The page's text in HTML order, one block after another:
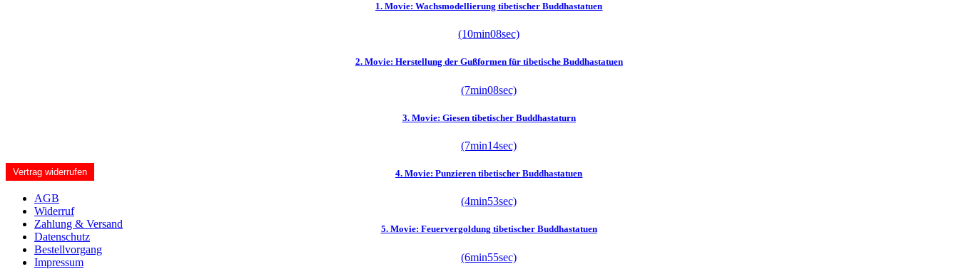
1. Movie: Wachsmodellierung tibetischer Buddhastatuen
(10min08sec)
2. Movie: Herstellung der Gußformen für tibetische Buddhastatuen
(7min08sec)
3. Movie: Giesen tibetischer Buddhastaturn
(7min14sec)
4. Movie: Punzieren tibetischer Buddhastatuen
(4min53sec)
5. Movie: Feuervergoldung tibetischer Buddhastatuen
(6min55sec)
Vertrag widerrufen
AGB
Widerruf
Zahlung & Versand
Datenschutz
Bestellvorgang
Impressum